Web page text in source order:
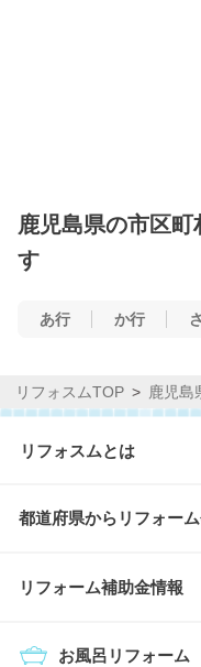
鹿児島県の市区
す
あ行 か行
リフォスムTOP 鹿児島
リフォスムとは
都道府県からリフォー
リフォーム補助金情報
お風呂リフォーム